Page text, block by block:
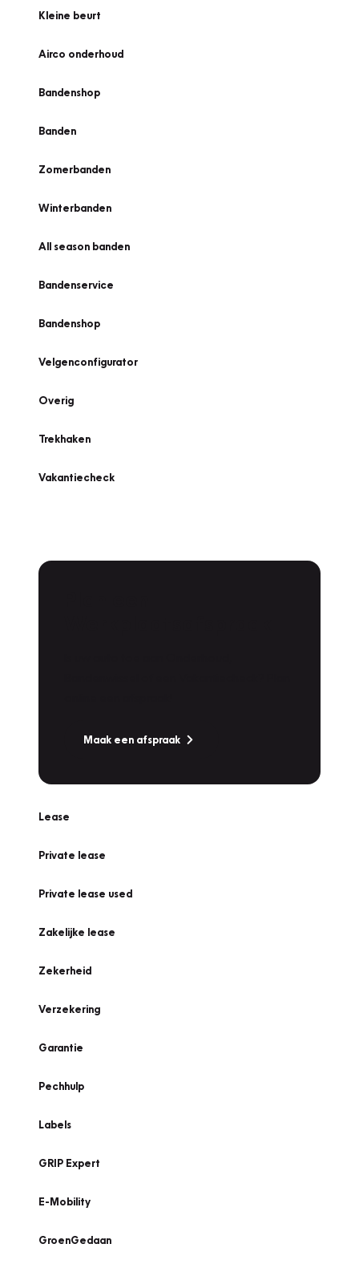
Kleine beurt
Airco onderhoud
Bandenshop
Banden
Zomerbanden
Winterbanden
All season banden
Bandenservice
Bandenshop
Velgenconfigurator
Overig
Trekhaken
Vakantiecheck
Maak een afspraak
Lease
Private lease
Private lease used
Zakelijke lease
Zekerheid
Verzekering
Garantie
Pechhulp
Labels
GRIP Expert
E-Mobility
GroenGedaan